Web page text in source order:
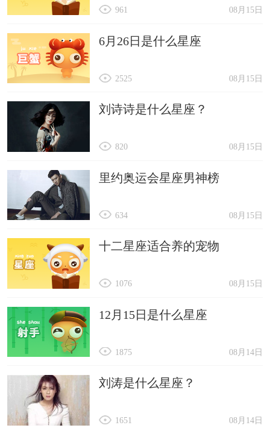
08月15日
961
6月26日是什么星座
08月15日
2525
刘诗诗是什么星座？
08月15日
820
里约奥运会星座男神榜
08月15日
634
十二星座适合养的宠物
08月15日
1076
12月15日是什么星座
08月14日
1875
刘涛是什么星座？
08月14日
1651